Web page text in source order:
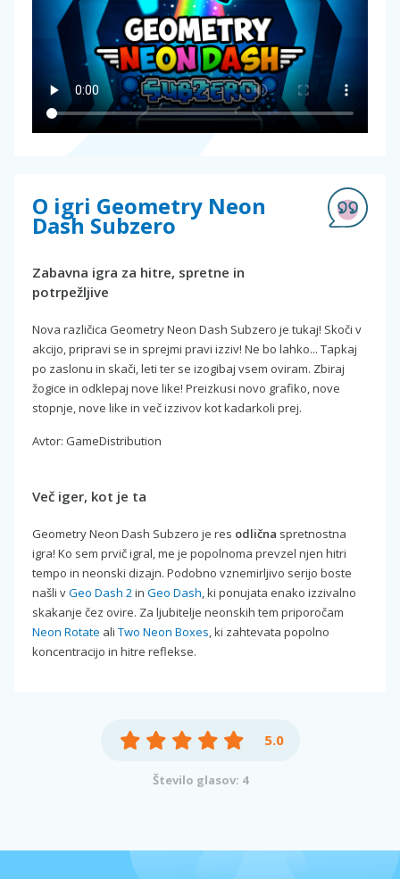
O igri Geometry Neon
Dash Subzero
Zabavna igra za hitre, spretne in
potrpežljive
Nova različica Geometry Neon Dash Subzero je tukaj! Skoči v
akcijo, pripravi se in sprejmi pravi izziv! Ne bo lahko... Tapkaj
po zaslonu in skači, leti ter se izogibaj vsem oviram. Zbiraj
žogice in odklepaj nove like! Preizkusi novo grafiko, nove
stopnje, nove like in več izzivov kot kadarkoli prej.
Avtor: GameDistribution
Več iger, kot je ta
Geometry Neon Dash Subzero je res odlična spretnostna
igra! Ko sem prvič igral, me je popolnoma prevzel njen hitri
tempo in neonski dizajn. Podobno vznemirljivo serijo boste
našli vGeo Dash 2in Geo Dash, ki ponujata enako izzivalno
skakanje čez ovire. Za ljubitelje neonskih tem priporočam
Neon Rotate ali Two Neon Boxes, ki zahtevata popolno
koncentracijo in hitre reflekse.
5.0
Število glasov: 4